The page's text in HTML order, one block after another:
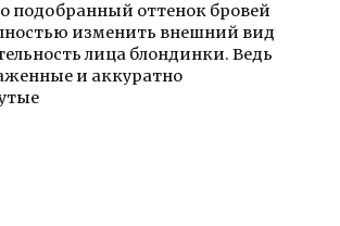
подобранный оттенок бровей
изменить внешний вид
лица блондинки. Ведь
и аккуратно